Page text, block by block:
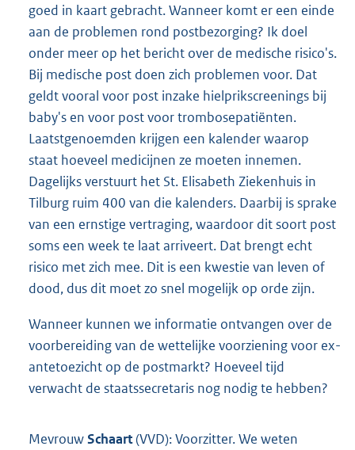
goed in kaart gebracht. Wanneer komt er een einde
aan de problemen rond postbezorging? Ik doel
onder meer op het bericht over de medische risico's.
Bij medische post doen zich problemen voor. Dat
geldt vooral voor post inzake hielprikscreenings bij
baby's en voor post voor trombosepatiënten.
Laatstgenoemden krijgen een kalender waarop
staat hoeveel medicijnen ze moeten innemen.
Dagelijks verstuurt het St. Elisabeth Ziekenhuis in
Tilburg ruim 400 van die kalenders. Daarbij is sprake
van een ernstige vertraging, waardoor dit soort post
soms een week te laat arriveert. Dat brengt echt
risico met zich mee. Dit is een kwestie van leven of
dood, dus dit moet zo snel mogelijk op orde zijn.
Wanneer kunnen we informatie ontvangen over de
voorbereiding van de wettelijke voorziening voor ex-
antetoezicht op de postmarkt? Hoeveel tijd
verwacht de staatssecretaris nog nodig te hebben?
MevrouwSchaart(VVD): Voorzitter. We weten